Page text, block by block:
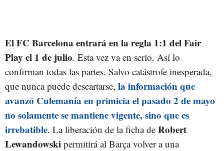
El FC Barcelona entrará en la regla 1:1 del Fair
Play el 1 de julio. Esta vez va en serio. Así lo
confirman todas las partes. Salvo catástrofe inesperada,
que nunca puede descartarse, la información que
avanzó Culemanía en primicia el pasado 2 de mayo
no solamente se mantiene vigente, sino que es
irrebatible. La liberación de la ficha de Robert
Lewandowski permitirá al Barça volver a una